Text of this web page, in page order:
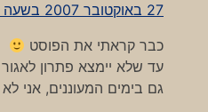
27 באוקטובר 2007 בשעה 23:10
כבר קראתי את הפוסט
עד שלא יימצא פתרון
גם בימים המעוננים, אני